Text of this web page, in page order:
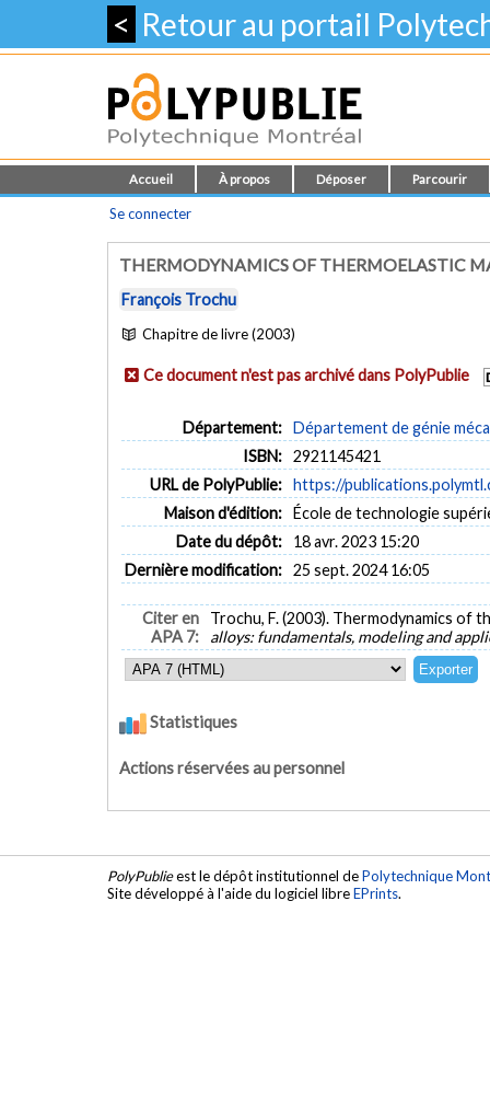
< Retour au portail
Accueil À propos Déposer Parcourir
Se connecter
THERMODYNAMICS OF THERMOELASTIC
François Trochu
Chapitre de livre (2003)
Ce document n'est pas archivé dans PolyPublie
Département: Département de génie
ISBN: 2921145421
URL de PolyPublie: https://
Maison d'édition: École de technologie
Date du dépôt:
18 avr. 2023 15:20
Dernière modification: 25 sept. 2024 16:05
Citer en
APA 7:
Trochu, F. (2003). Thermodynamics
alloys: fundamentals, modeling and
Statistiques
Actions réservées au personnel
PolyPublieest le dépôt institutionnel dePolytechnique
Site développé à l'aide du logiciel libreEPrints.